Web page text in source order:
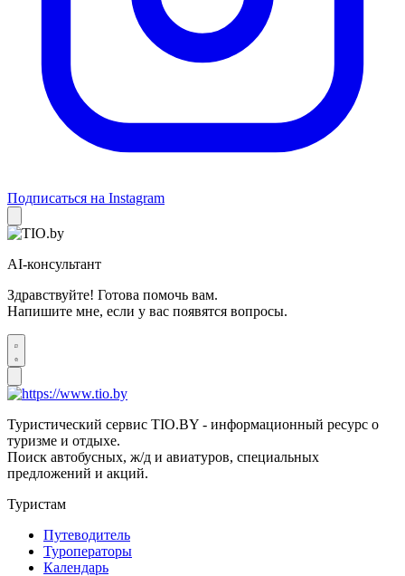
Подписаться на Instagram
AI-консультант
Здравствуйте! Готова помочь вам.
Напишите мне, если у вас появятся вопросы.
Туристический сервис TIO.BY - информационный ресурс о
туризме и отдыхе.
Поиск автобусных, ж/д и авиатуров, специальных
предложений и акций.
Туристам
Путеводитель
Туроператоры
Календарь